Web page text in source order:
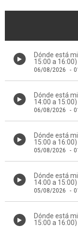
Dónde está
15:00 a 16:00)
06/08/2026 -
Dónde está
14:00 a 15:00)
06/08/2026 -
Dónde está
15:00 a 16:00)
05/08/2026 -
Dónde está
14:00 a 15:00)
05/08/2026 -
Dónde está
15:00 a 16:00)